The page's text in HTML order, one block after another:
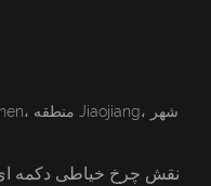
نقش چرخ خیاطی دکمه